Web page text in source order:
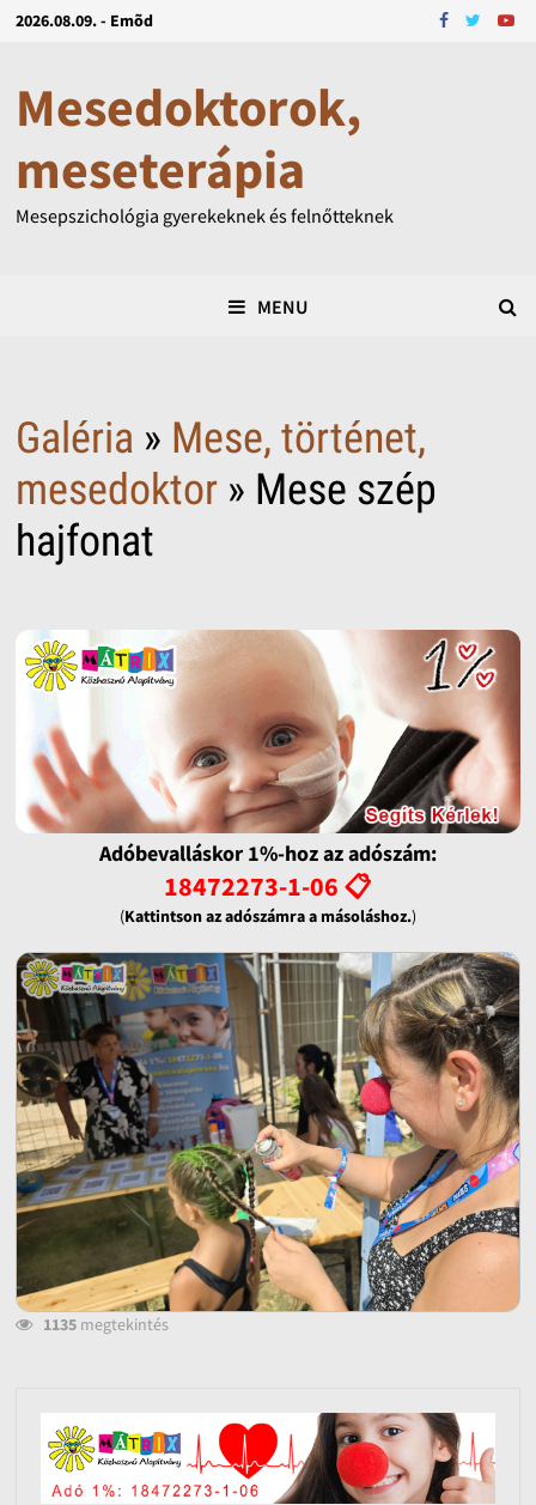
2026.08.09. - Emõd
Mesedoktorok,
meseterápia
Mesepszichológia gyerekeknek és felnőtteknek
MENU
Galéria » Mese, történet,
mesedoktor» Mese szép
hajfonat
Adóbevalláskor 1%-hoz az adószám:
18472273-1-06 📋
(Kattintson az adószámra a másoláshoz.)
1135megtekintés